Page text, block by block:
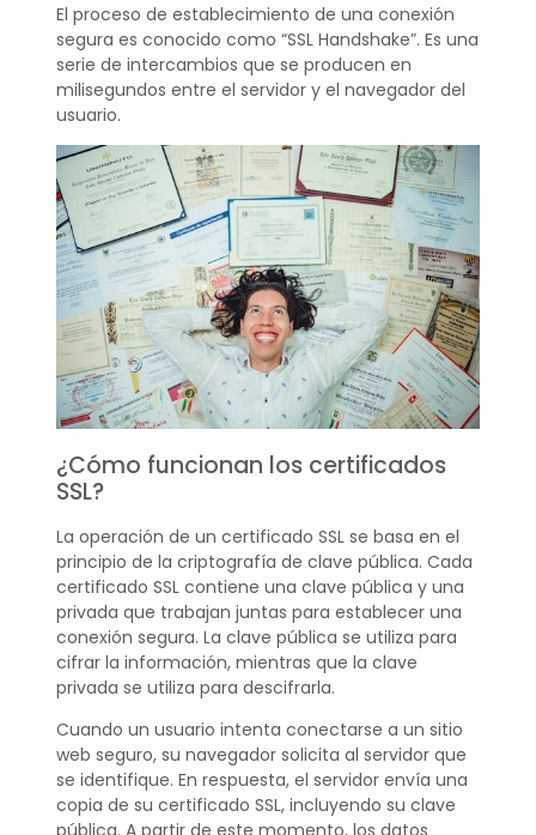
El proceso de establecimiento de una conexión
segura es conocido como “SSL Handshake”. Es una
serie de intercambios que se producen en
milisegundos entre el servidor y el navegador del
usuario.
¿Cómo funcionan los certificados
SSL?
La operación de un certificado SSL se basa en el
principio de la criptografía de clave pública. Cada
certificado SSL contiene una clave pública y una
privada que trabajan juntas para establecer una
conexión segura. La clave pública se utiliza para
cifrar la información, mientras que la clave
privada se utiliza para descifrarla.
Cuando un usuario intenta conectarse a un sitio
web seguro, su navegador solicita al servidor que
se identifique. En respuesta, el servidor envía una
copia de su certificado SSL, incluyendo su clave